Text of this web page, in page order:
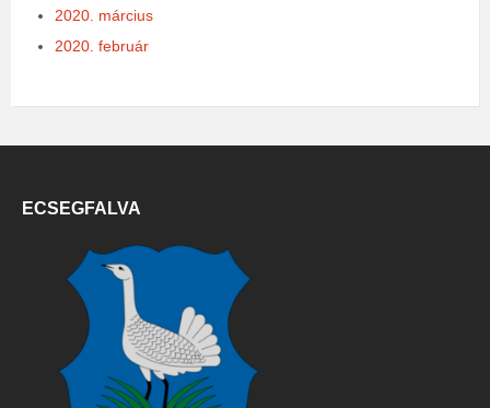
2020. március
2020. február
ECSEGFALVA